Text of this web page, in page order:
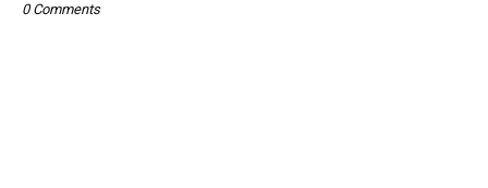
0 Comments